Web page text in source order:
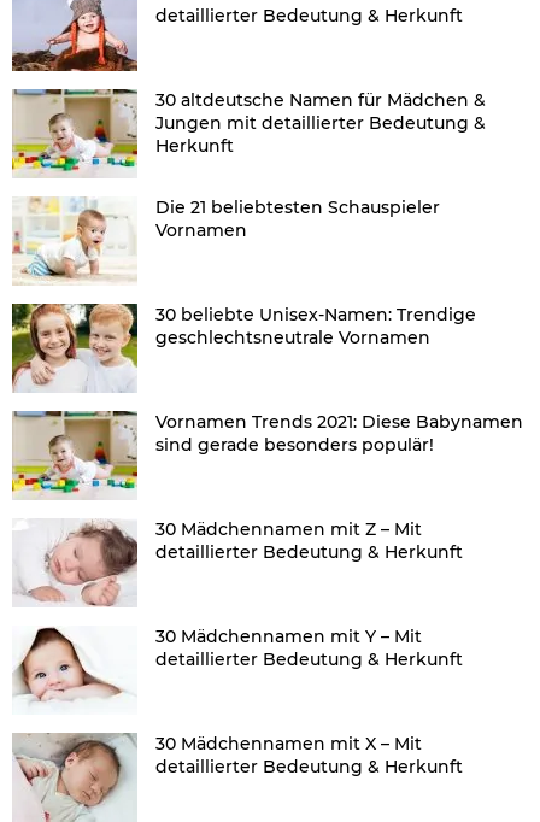
detaillierter Bedeutung & Herkunft
30 altdeutsche Namen für Mädchen &
Jungen mit detaillierter Bedeutung &
Herkunft
Die 21 beliebtesten Schauspieler
Vornamen
30 beliebte Unisex-Namen: Trendige
geschlechtsneutrale Vornamen
Vornamen Trends 2021: Diese Babynamen
sind gerade besonders populär!
30 Mädchennamen mit Z – Mit
detaillierter Bedeutung & Herkunft
30 Mädchennamen mit Y – Mit
detaillierter Bedeutung & Herkunft
30 Mädchennamen mit X – Mit
detaillierter Bedeutung & Herkunft